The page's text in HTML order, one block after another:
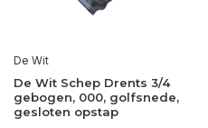
De Wit
De Wit Schep Drents 3/4
gebogen, 000, golfsnede,
gesloten opstap